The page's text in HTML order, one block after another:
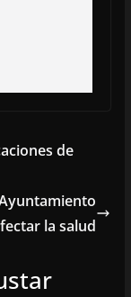
de
la salud